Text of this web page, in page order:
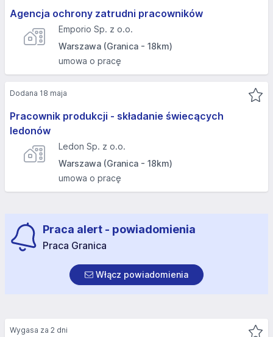
Agencja ochrony zatrudni pracowników
Emporio Sp. z o.o.
Warszawa (Granica - 18km)
umowa o pracę
Pracownik produkcji - składanie świecących
ledonów
Ledon Sp. z o.o.
Warszawa (Granica - 18km)
umowa o pracę
Dodana 18 maja
Praca alert - powiadomienia
Praca Granica
Włącz powiadomienia
Wygasa za 2 dni